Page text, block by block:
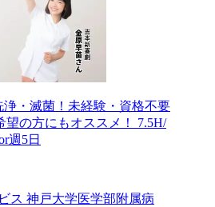
浄・滅菌！未経験・資格不要
の方にもオススメ！ 7.5H/
週5日
ス 神戸大学医学部附属病